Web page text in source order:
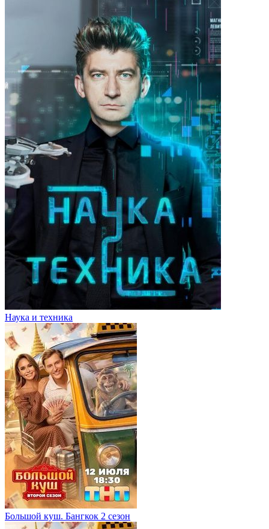
Наука и техника
Большой куш. Бангкок 2 сезон